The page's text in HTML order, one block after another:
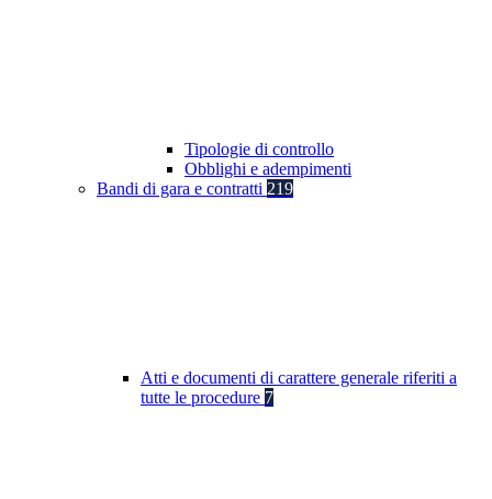
Tipologie di controllo
Obblighi e adempimenti
Bandi di gara e contratti 219
Atti e documenti di carattere generale riferiti a
tutte le procedure 7